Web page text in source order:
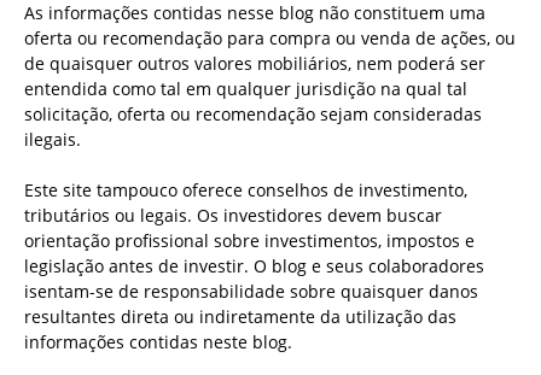
As informações contidas nesse blog não constituem uma
oferta ou recomendação para compra ou venda de ações, ou
de quaisquer outros valores mobiliários, nem poderá ser
entendida como tal em qualquer jurisdição na qual tal
solicitação, oferta ou recomendação sejam consideradas
ilegais.
Este site tampouco oferece conselhos de investimento,
tributários ou legais. Os investidores devem buscar
orientação profissional sobre investimentos, impostos e
legislação antes de investir. O blog e seus colaboradores
isentam-se de responsabilidade sobre quaisquer danos
resultantes direta ou indiretamente da utilização das
informações contidas neste blog.